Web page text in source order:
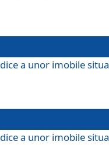
a unor imobile
a unor imobile